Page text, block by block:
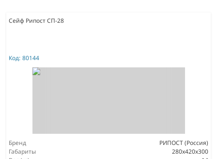
Сейф Рипост СП-28
Код: 80144
Бренд
РИПОСТ (Россия)
Габариты
280x420x300